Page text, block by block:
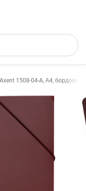
1508-04-A, А4, бордовая